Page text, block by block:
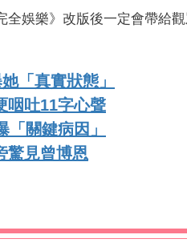
全娛樂》改版後一定會帶給
「真實狀態」
咽吐11字心聲
關鍵病因」
驚見曾博恩